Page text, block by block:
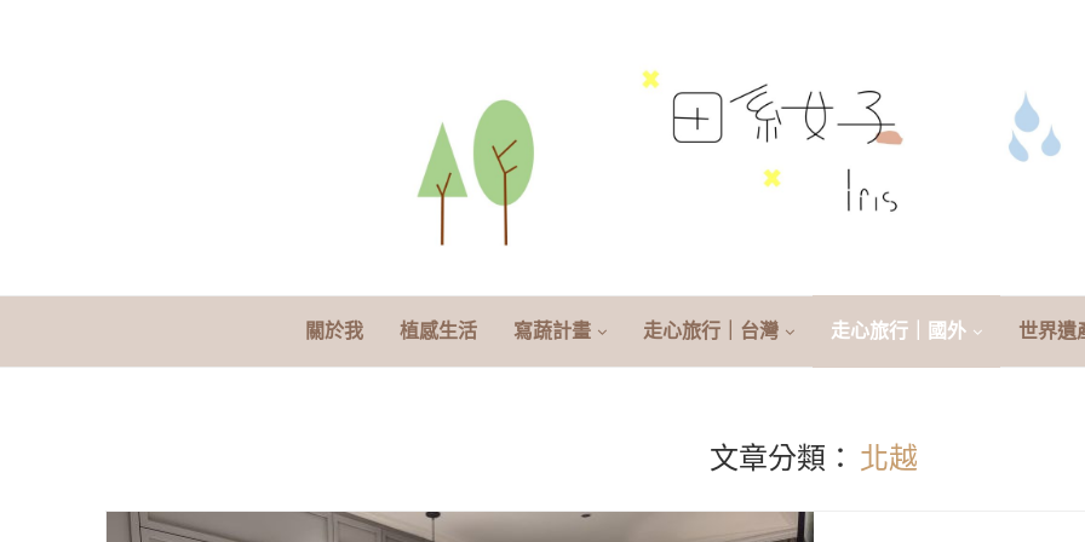
關於我 植感生活 寫蔬計畫 走心旅行｜台灣 走心旅行｜國外 世界遺
文章分類： 北越